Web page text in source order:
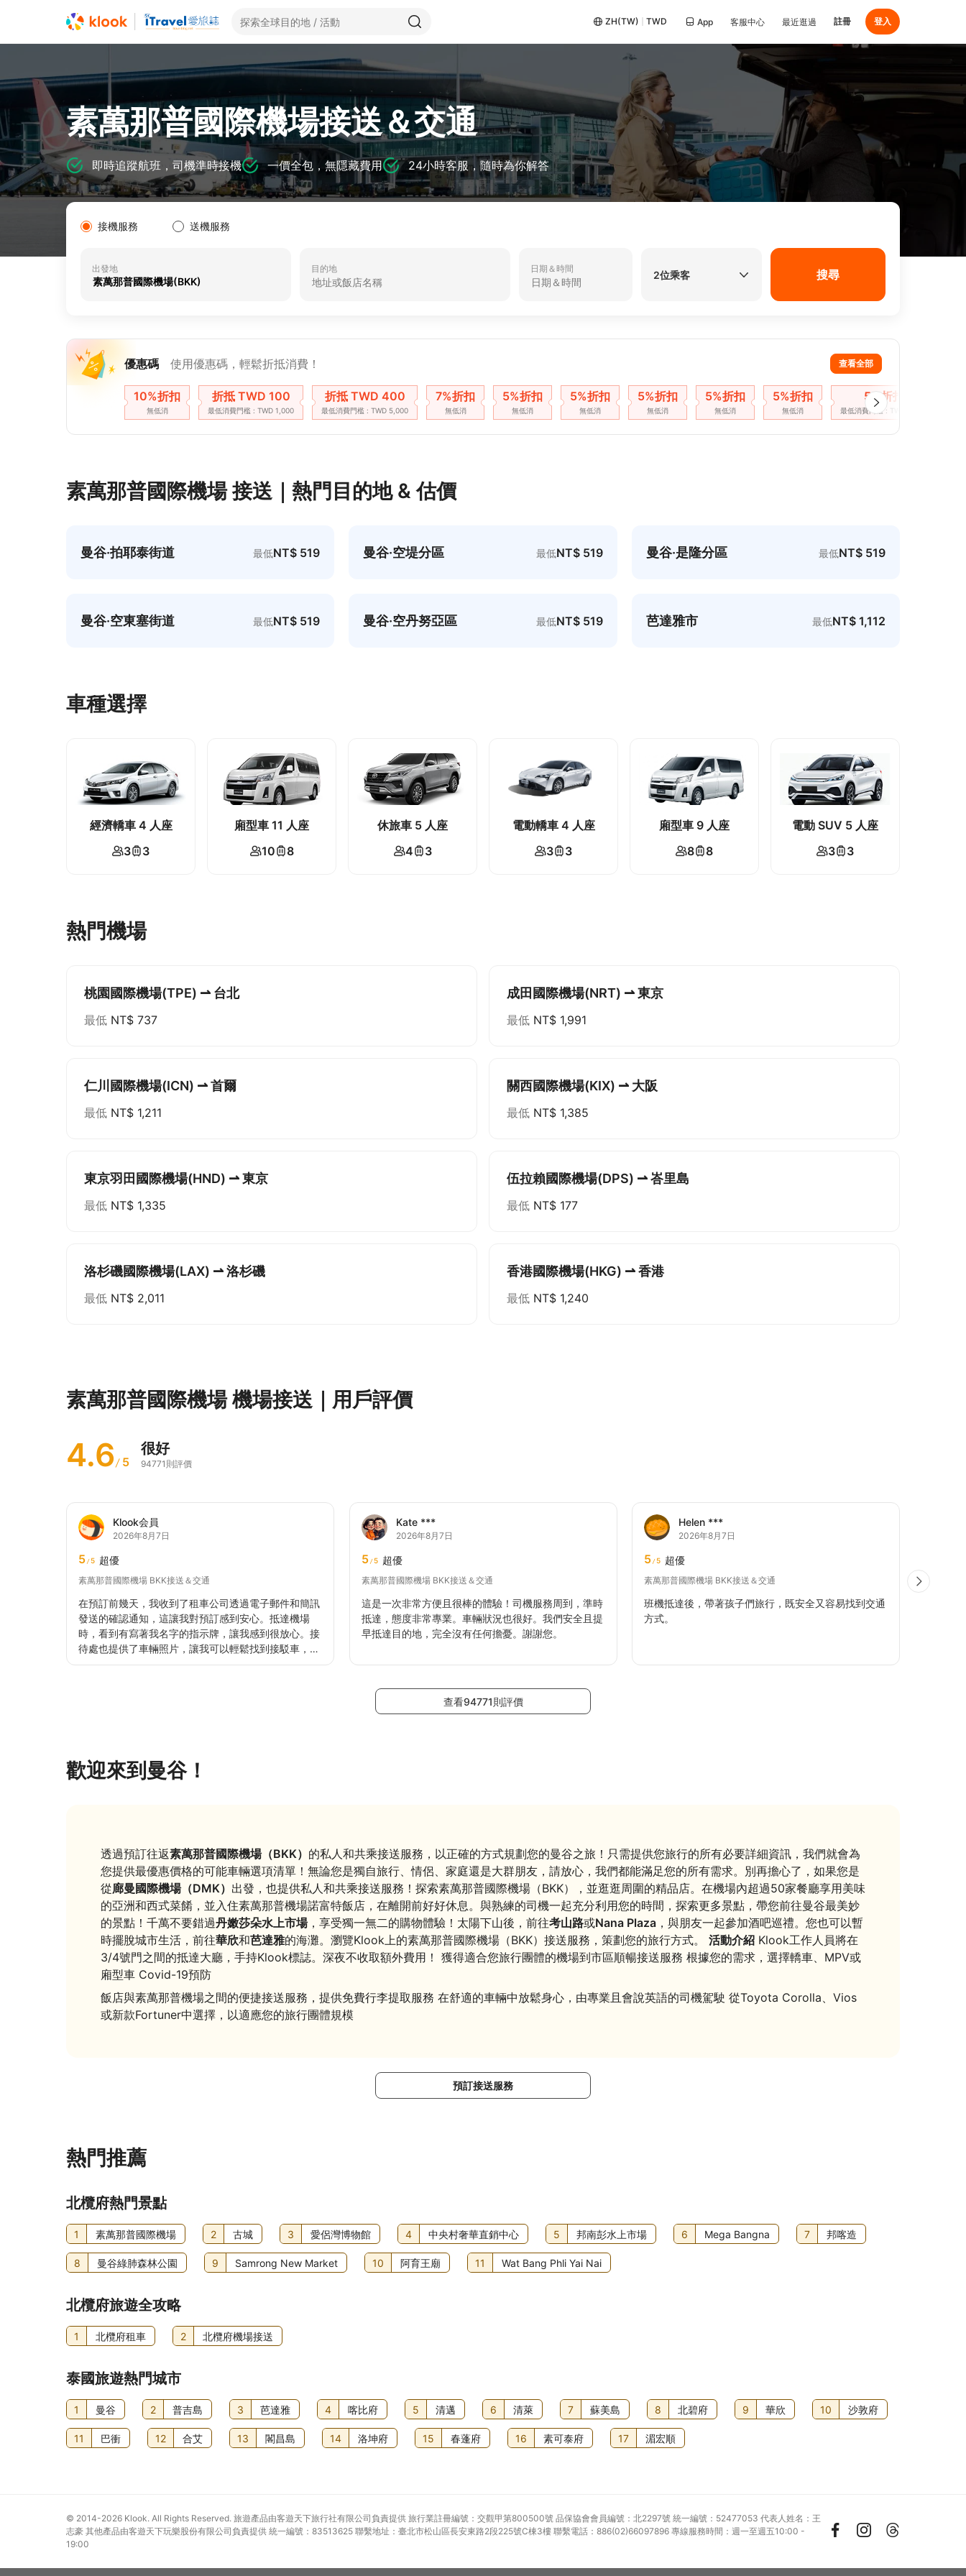
ZH(TW) TWD App 客服中心 最近逛過 註冊 登入
素萬那普國際機場接送＆交通
即時追蹤航班，司機準時接機 一價全包，無隱藏費用 24小時客服，隨時為你解答
接機服務 送機服務
出發地 目的地 日期＆時間
日期＆時間
2位乘客 搜尋
優惠碼 使用優惠碼，輕鬆折抵消費！ 查看全部
10%折扣
無低消
折抵 TWD 100
最低消費門檻 : TWD 1,000
折抵 TWD 400
最低消費門檻 : TWD 5,000
7%折扣
無低消
5%折扣
無低消
5%折扣
無低消
5%折扣
無低消
5%折扣
無低消
5%折扣
無低消
5%折扣
最低消費門檻 : TWD 8,060
素萬那普國際機場 接送｜熱門目的地 & 估價
曼谷·拍耶泰街道 最低NT$ 519 曼谷·空堤分區 最低NT$ 519 曼谷·是隆分區 最低NT$ 519
曼谷·空東塞街道 最低NT$ 519 曼谷·空丹努亞區 最低NT$ 519 芭達雅市 最低NT$ 1,112
車種選擇
經濟轎車 4 人座
3
3
廂型車 11 人座
10
8
休旅車 5 人座
4
3
電動轎車 4 人座
3
3
廂型車 9 人座
8
8
電動 SUV 5 人座
3
3
熱門機場
桃園國際機場(TPE) ⇀ 台北
最低 NT$ 737
成田國際機場(NRT) ⇀ 東京
最低 NT$ 1,991
仁川國際機場(ICN) ⇀ 首爾
最低 NT$ 1,211
關西國際機場(KIX) ⇀ 大阪
最低 NT$ 1,385
東京羽田國際機場(HND) ⇀ 東京
最低 NT$ 1,335
伍拉賴國際機場(DPS) ⇀ 峇里島
最低 NT$ 177
洛杉磯國際機場(LAX) ⇀ 洛杉磯
最低 NT$ 2,011
香港國際機場(HKG) ⇀ 香港
最低 NT$ 1,240
素萬那普國際機場 機場接送｜用戶評價
4.6/5
很好
94771則評價
Klook会員
2026年8月7日
5 / 5 超優
素萬那普國際機場 BKK接送＆交通
在預訂前幾天，我收到了租車公司透過電子郵件和簡訊
發送的確認通知，這讓我對預訂感到安心。抵達機場
時，看到有寫著我名字的指示牌，讓我感到很放心。接
待處也提供了車輛照片，讓我可以輕鬆找到接駁車，毫
無疑慮。會合後，司機安全駕駛，讓我舒適地抵達飯
Kate ***
2026年8月7日
5 / 5 超優
素萬那普國際機場 BKK接送＆交通
這是一次非常方便且很棒的體驗！司機服務周到，準時
抵達，態度非常專業。車輛狀況也很好。我們安全且提
早抵達目的地，完全沒有任何擔憂。謝謝您。
Helen ***
2026年8月7日
5 / 5 超優
素萬那普國際機場 BKK接送＆交通
班機抵達後，帶著孩子們旅行，既安全又容易找到交通
方式。
查看94771則評價
歡迎來到曼谷！
透過預訂往返素萬那普國際機場（BKK） 的私人和共乘接送服務，以正確的方式規劃您的曼谷之旅！只需提供您旅行的所有必要詳細資訊，我們就會為
您提供最優惠價格的可能車輛選項清單！無論您是獨自旅行、情侶、家庭還是大群朋友，請放心，我們都能滿足您的所有需求。別再擔心了，如果您是
從廊曼國際機場（DMK） 出發，也提供私人和共乘接送服務！探索素萬那普國際機場（BKK），並逛逛周圍的精品店。在機場內超過50家餐廳享用美味
的亞洲和西式菜餚，並入住素萬那普機場諾富特飯店，在離開前好好休息。與熟練的司機一起充分利用您的時間，探索更多景點，帶您前往曼谷最美妙
的景點！千萬不要錯過丹嫩莎朵水上市場，享受獨一無二的購物體驗！太陽下山後，前往考山路或Nana Plaza ，與朋友一起參加酒吧巡禮。您也可以暫
時擺脫城市生活，前往華欣和芭達雅的海灘。瀏覽Klook上的素萬那普國際機場（BKK）接送服務，策劃您的旅行方式。 活動介紹 Klook工作人員將在
3/4號門之間的抵達大廳，手持Klook標誌。深夜不收取額外費用！ 獲得適合您旅行團體的機場到市區順暢接送服務 根據您的需求，選擇轎車、MPV或
廂型車 Covid-19預防
飯店與素萬那普機場之間的便捷接送服務，提供免費行李提取服務 在舒適的車輛中放鬆身心，由專業且會說英語的司機駕駛 從Toyota Corolla、Vios
或新款Fortuner中選擇，以適應您的旅行團體規模
預訂接送服務
熱門推薦
北欖府熱門景點
1 素萬那普國際機場 2 古城 3 愛侶灣博物館 4 中央村奢華直銷中心 5 邦南彭水上市場 6 Mega Bangna 7 邦喀造
8 曼谷綠肺森林公園 9 Samrong New Market 10 阿育王廟 11 Wat Bang Phli Yai Nai
北欖府旅遊全攻略
1 北欖府租車 2 北欖府機場接送
泰國旅遊熱門城市
1 曼谷 2 普吉島 3 芭達雅 4 喀比府 5 清邁 6 清萊 7 蘇美島 8 北碧府 9 華欣 10 沙敦府
11 巴衝 12 合艾 13 閣昌島 14 洛坤府 15 春蓬府 16 素可泰府 17 湄宏順
© 2014-2026 Klook. All Rights Reserved. 旅遊產品由客遊天下旅行社有限公司負責提供 旅行業註冊編號：交觀甲第800500號 品保協會會員編號：北2297號 統一編號：52477053 代表人姓名：王
志豪 其他產品由客遊天下玩樂股份有限公司負責提供 統一編號：83513625 聯繫地址：臺北市松山區長安東路2段225號C棟3樓 聯繫電話：886(02)66097896 專線服務時間：週一至週五10:00 -
19:00